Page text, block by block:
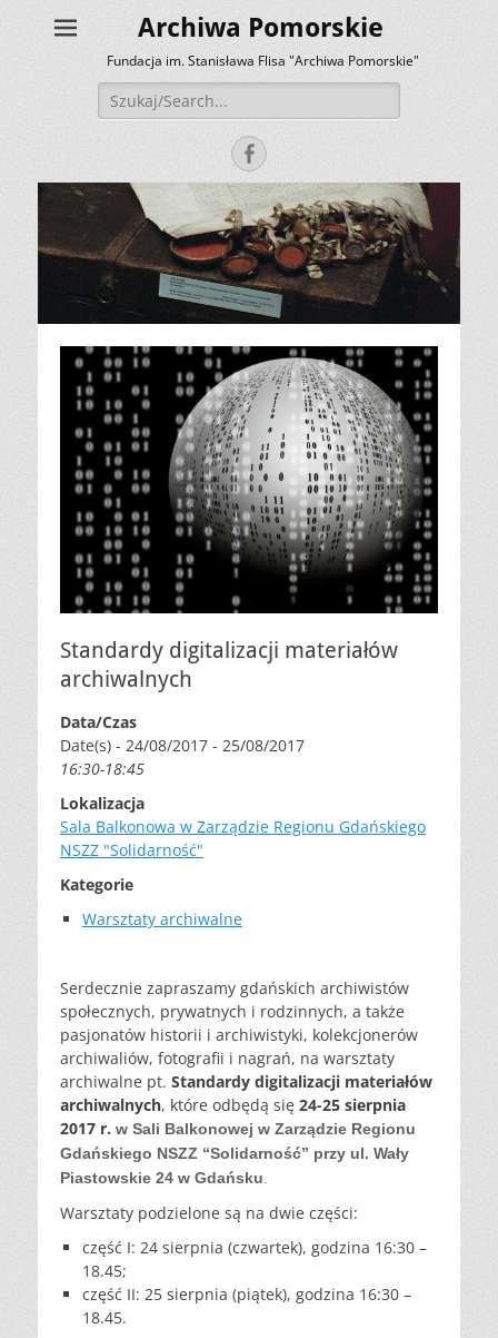
Archiwa Pomorskie
Fundacja im. Stanisława Flisa "Archiwa Pomorskie"
Szukaj:
Facebook
Standardy digitalizacji materiałów
archiwalnych
Data/Czas
Date(s) - 24/08/2017 - 25/08/2017
16:30-18:45
Lokalizacja
Sala Balkonowa w Zarządzie Regionu Gdańskiego
NSZZ "Solidarność"
Kategorie
Warsztaty archiwalne
Serdecznie zapraszamy gdańskich archiwistów
społecznych, prywatnych i rodzinnych, a także
pasjonatów historii i archiwistyki, kolekcjonerów
archiwaliów, fotografii i nagrań, na warsztaty
archiwalne pt. Standardy digitalizacji materiałów
archiwalnych, które odbędą się 24-25 sierpnia
2017 r. w Sali Balkonowej w Zarządzie Regionu
Gdańskiego NSZZ “Solidarność” przy ul. Wały
Piastowskie 24 w Gdańsku
Warsztaty podzielone są na dwie części:
część I: 24 sierpnia (czwartek), godzina 16:30 –
18.45;
część II: 25 sierpnia (piątek), godzina 16:30 –
18.45.